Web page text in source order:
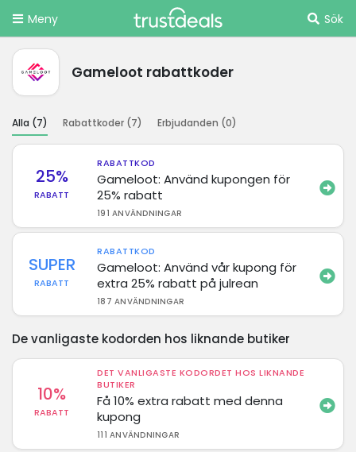
Meny Sök
Gameloot rabattkoder
Alla (7) Rabattkoder (7) Erbjudanden (0)
25%
RABATT
RABATTKOD
Gameloot: Använd kupongen för
25% rabatt
191 ANVÄNDNINGAR
SUPER
RABATT
RABATTKOD
Gameloot: Använd vår kupong för
extra 25% rabatt på julrean
187 ANVÄNDNINGAR
De vanligaste kodorden hos liknande butiker
10%
RABATT
DET VANLIGASTE KODORDET HOS LIKNANDE
BUTIKER
Få 10% extra rabatt med denna
kupong
111 ANVÄNDNINGAR